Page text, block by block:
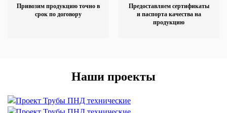
Привозим продукцию точно в
срок по договору
Предоставляем сертификаты
и паспорта качества на
продукцию
Наши проекты